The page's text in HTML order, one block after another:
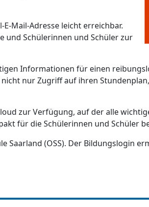
Mail-Adresse leicht erreichbar.
Schülerinnen und Schüler zur
Informationen für einen
nur Zugriff auf ihren
zur Verfügung, auf der alle
für die Schülerinnen und Schüler
Saarland (OSS). Der Bildungslogin